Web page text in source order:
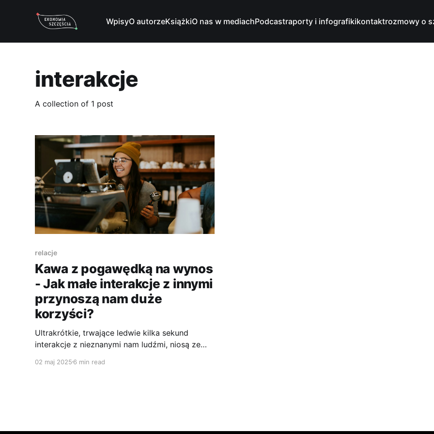
WpisyO autorzeKsiążkiO nas w mediachPodcastraporty i infografikikontaktrozmowy o
interakcje
A collection of 1 post
relacje
Kawa z pogawędką na wynos
- Jak małe interakcje z innymi
przynoszą nam duże
korzyści?
Ultrakrótkie, trwające ledwie kilka sekund
interakcje z nieznanymi nam ludźmi, niosą ze
samopoczucia szczególnie wśród …
02 maj 2025 6 min read